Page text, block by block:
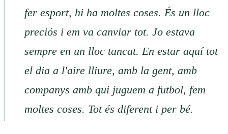
fer esport, hi ha moltes coses. És un lloc
preciós i em va canviar tot. Jo estava
sempre en un lloc tancat. En estar aquí tot
el dia a l'aire lliure, amb la gent, amb
companys amb qui juguem a futbol, fem
moltes coses. Tot és diferent i per bé.